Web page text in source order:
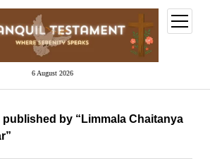
6 August 2026
open
menu
published by “Limmala Chaitanya